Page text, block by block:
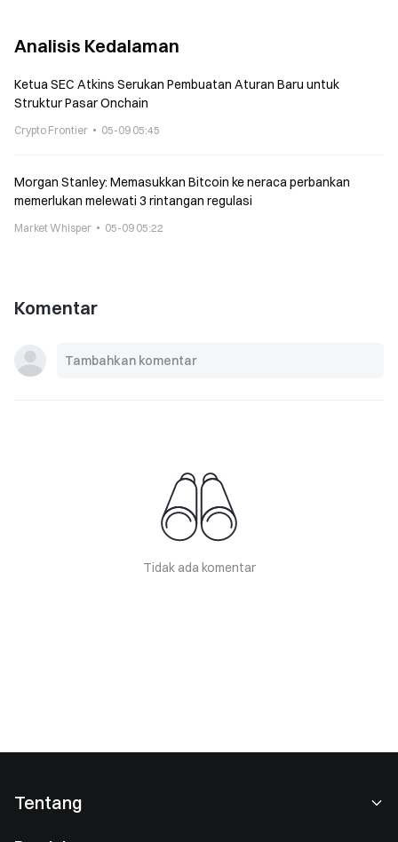
Analisis Kedalaman
Ketua SEC Atkins Serukan Pembuatan Aturan Baru untuk
Struktur Pasar Onchain
Crypto Frontier 05-09 05:45
Morgan Stanley: Memasukkan Bitcoin ke neraca perbankan
memerlukan melewati 3 rintangan regulasi
Market Whisper 05-09 05:22
Komentar
Tidak ada komentar
Tentang